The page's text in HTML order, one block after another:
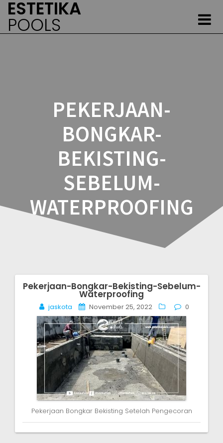
ESTETIKA
POOLS
PEKERJAAN-
BONGKAR-
BEKISTING-
SEBELUM-
WATERPROOFING
Pekerjaan-Bongkar-Bekisting-Sebelum-
Waterproofing
jaskota November 25, 2022 0
Pekerjaan Bongkar Bekisting Setelah Pengecoran
Post
navigation